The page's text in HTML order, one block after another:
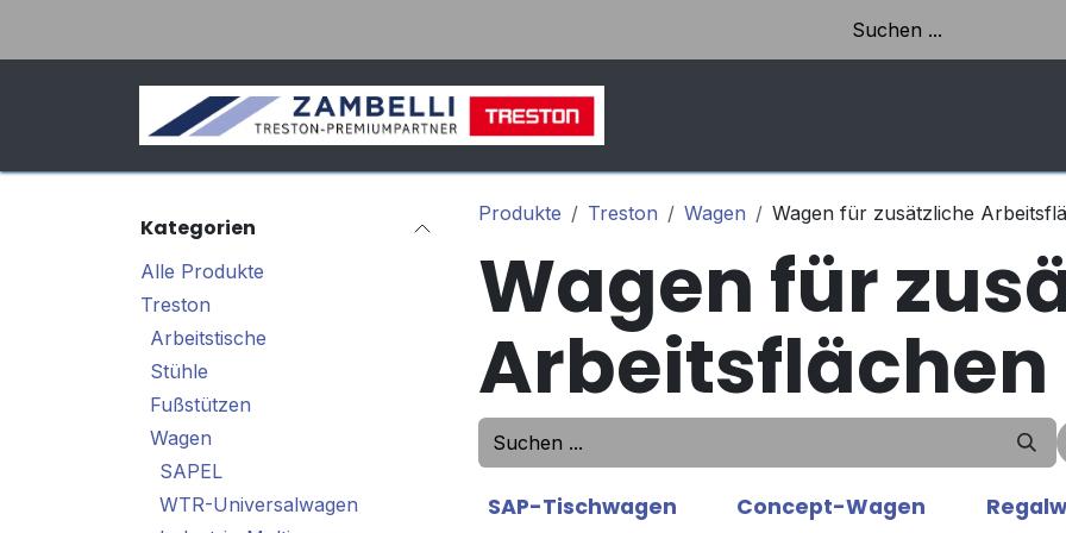
Kategorien
Alle Produkte
Treston
Arbeitstische
Stühle
Fußstützen
Wagen
SAPEL
WTR-Universalwagen
Produkte Treston Wagen Wagen für zusätzliche
Wagen für
Arbeitsflächen
SAP-Tischwagen Concept-Wagen